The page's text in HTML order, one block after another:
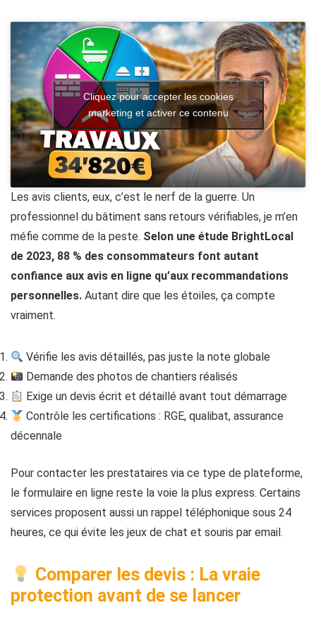
Cliquez pour accepter les cookies
marketing et activer ce contenu
Les avis clients, eux, c’est le nerf de la guerre. Un
professionnel du bâtiment sans retours vérifiables, je m’en
méfie comme de la peste. Selon une étude BrightLocal
de 2023, 88 % des consommateurs font autant
confiance aux avis en ligne qu’aux recommandations
personnelles. Autant dire que les étoiles, ça compte
vraiment.
Vérifie les avis détaillés, pas juste la note globale
Demande des photos de chantiers réalisés
Exige un devis écrit et détaillé avant tout démarrage
Contrôle les certifications : RGE, qualibat, assurance
décennale
Pour contacter les prestataires via ce type de plateforme,
le formulaire en ligne reste la voie la plus express. Certains
services proposent aussi un rappel téléphonique sous 24
heures, ce qui évite les jeux de chat et souris par email.
Comparer les devis : La vraie
protection avant de se lancer